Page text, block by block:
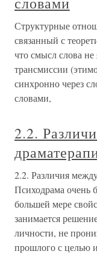
Структурные
связанный с
что смысл слова не
трансмиссии
синхронно через
словами,
2.2.
2.2. Различия
Психодрама очень
большей мере
занимается
личности, не
прошлого с целью